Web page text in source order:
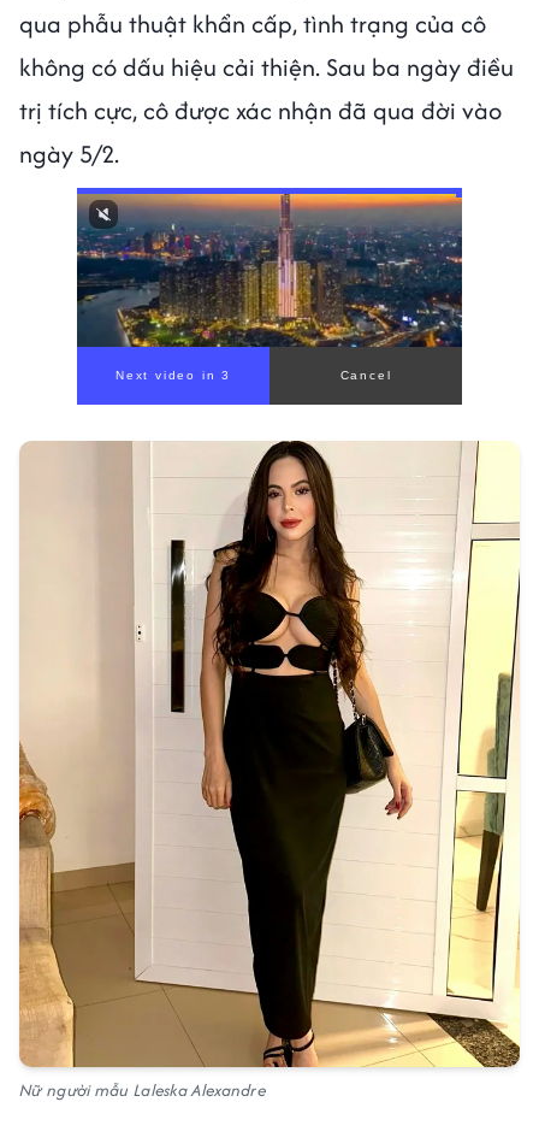
qua phẫu thuật khẩn cấp, tình trạng của cô
không có dấu hiệu cải thiện. Sau ba ngày điều
trị tích cực, cô được xác nhận đã qua đời vào
ngày 5/2.
Nữ người mẫu Laleska Alexandre